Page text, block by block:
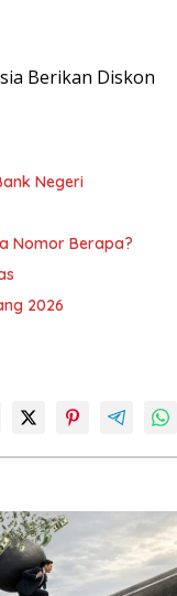
Berikan Diskon
Negeri
Nomor Berapa?
2026